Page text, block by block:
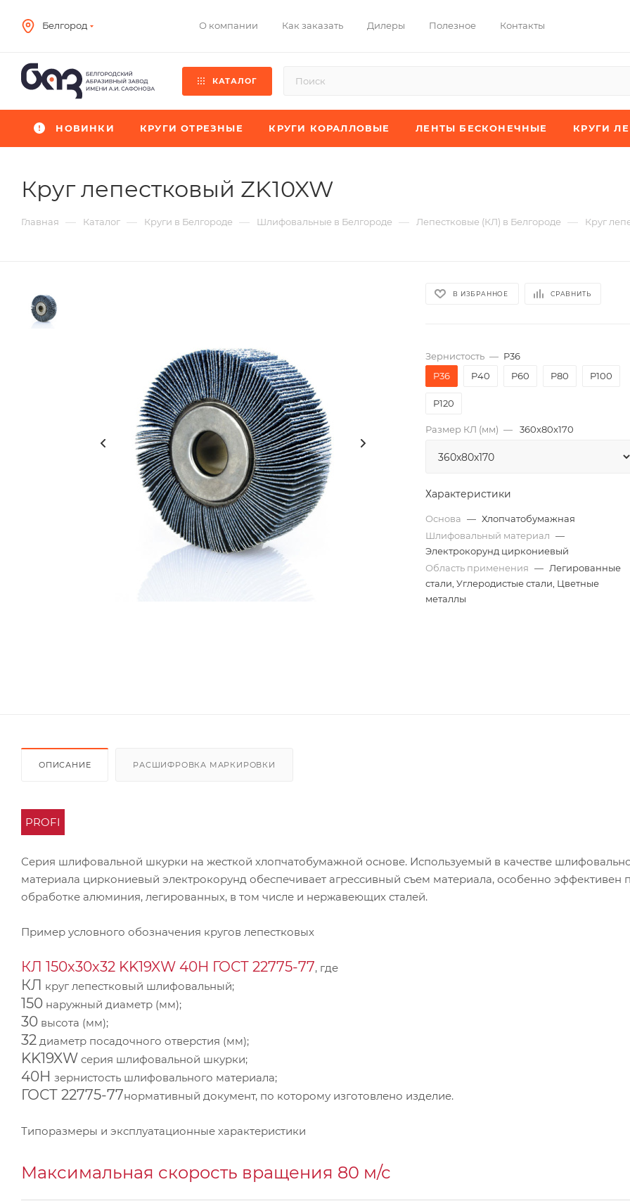
Белгород О компании Как заказать Дилеры Полезное Контакты
КАТАЛОГ
НОВИНКИ КРУГИ ОТРЕЗНЫЕ КРУГИ КОРАЛЛОВЫЕ ЛЕНТЫ БЕСКОНЕЧНЫЕ КРУГИ
Круг лепестковый ZK10XW
Главная — Каталог — Круги в Белгороде — Шлифовальные в Белгороде — Лепестковые (КЛ) в Белгороде — Круг
В ИЗБРАННОЕ СРАВНИТЬ
Зернистость — P36
P36
P40 P60 P80 P100
P120
Размер КЛ (мм) — 360x80x170
Характеристики
Основа — Хлопчатобумажная
Шлифовальный материал —
Электрокорунд циркониевый
Область применения — Легированные
стали, Углеродистые стали, Цветные
металлы
ОПИСАНИЕ РАСШИФРОВКА МАРКИРОВКИ
PROFI
Серия шлифовальной шкурки на жесткой хлопчатобумажной основе. Используемый в качестве
материала циркониевый электрокорунд обеспечивает агрессивный съем материала, особенно эффективен
обработке алюминия, легированных, в том числе и нержавеющих сталей.
Пример условного обозначения кругов лепестковых
КЛ 150х30х32 KK19XW 40Н ГОСТ 22775-77, где
КЛ круг лепестковый шлифовальный;
150 наружный диаметр (мм);
30 высота (мм);
32 диаметр посадочного отверстия (мм);
KK19XW серия шлифовальной шкурки;
40Н зернистость шлифовального материала;
ГОСТ 22775-77нормативный документ, по которому изготовлено изделие.
Типоразмеры и эксплуатационные характеристики
Максимальная скорость вращения 80 м/с